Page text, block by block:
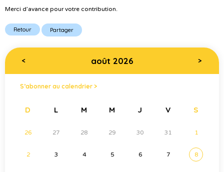
Merci d’avance pour votre contribution.
Retour Partager
< août 2026 >
S’abonner au calendrier >
D L M M J V S
26 27 28 29 30 31 1
2 3 4 5 6 7 8